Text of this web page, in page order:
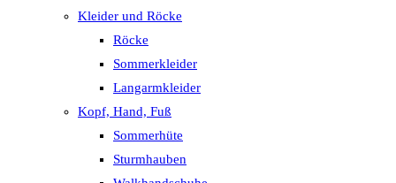
Kleider und Röcke
Röcke
Sommerkleider
Langarmkleider
Kopf, Hand, Fuß
Sommerhüte
Sturmhauben